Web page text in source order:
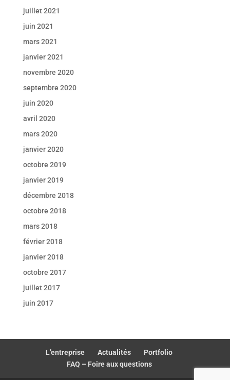
juillet 2021
juin 2021
mars 2021
janvier 2021
novembre 2020
septembre 2020
juin 2020
avril 2020
mars 2020
janvier 2020
octobre 2019
janvier 2019
décembre 2018
octobre 2018
mars 2018
février 2018
janvier 2018
octobre 2017
juillet 2017
juin 2017
L’entreprise Actualités
Portfolio
FAQ – Foire aux questions